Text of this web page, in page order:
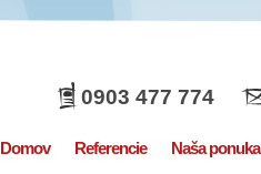
0903 477 774
Domov Referencie Naša ponuka